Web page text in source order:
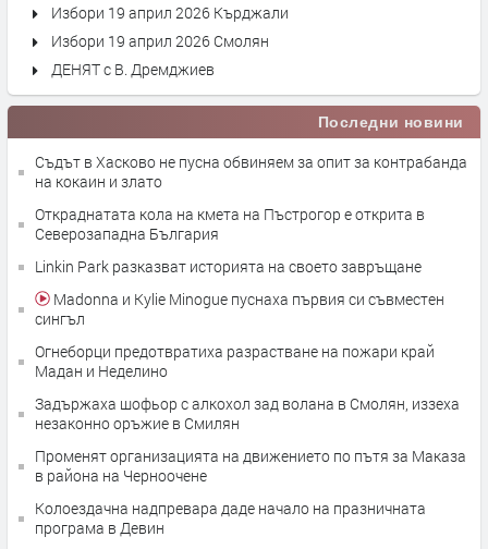
Избори 19 април 2026 Кърджали
Избори 19 април 2026 Смолян
ДЕНЯТ с В. Дремджиев
Последни новини
Съдът в Хасково не пусна обвиняем за опит за контрабанда
на кокаин и злато
Откраднатата кола на кмета на Пъстрогор е открита в
Северозападна България
Linkin Park разказват историята на своето завръщане
сингъл
Огнеборци предотвратиха разрастване на пожари край
Мадан и Неделино
Задържаха шофьор с алкохол зад волана в Смолян, иззеха
незаконно оръжие в Смилян
Променят организацията на движението по пътя за Маказа
в района на Черноочене
Колоездачна надпревара даде начало на празничната
програма в Девин